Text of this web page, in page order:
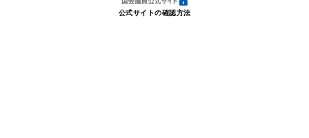
公式サイトの確認方法